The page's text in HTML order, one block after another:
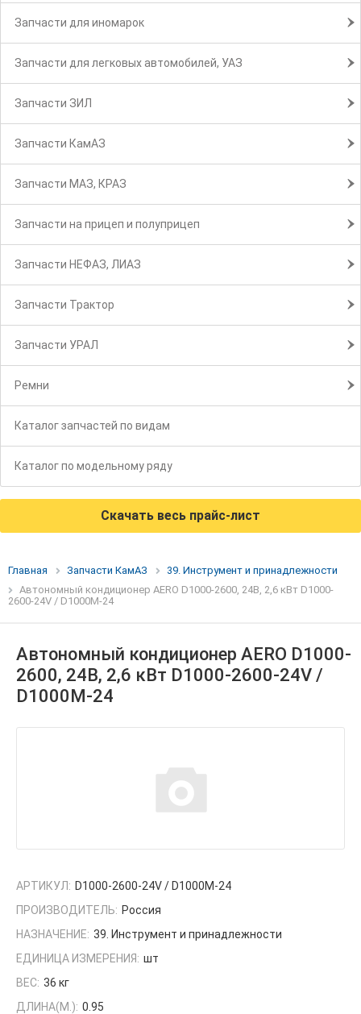
Запчасти для иномарок
Запчасти для легковых автомобилей, УАЗ
Запчасти ЗИЛ
Запчасти КамАЗ
Запчасти МАЗ, КРАЗ
Запчасти на прицеп и полуприцеп
Запчасти НЕФАЗ, ЛИАЗ
Запчасти Трактор
Запчасти УРАЛ
Ремни
Каталог запчастей по видам
Каталог по модельному ряду
Скачать весь прайс-лист
Главная Запчасти КамАЗ
39. Инструмент и принадлежности
Автономный кондиционер АERO D1000-2600, 24В, 2,6 кВт D1000-
2600-24V / D1000M-24
Автономный кондиционер АERO D1000-
2600, 24В, 2,6 кВт D1000-2600-24V /
D1000M-24
АРТИКУЛ: D1000-2600-24V / D1000M-24
ПРОИЗВОДИТЕЛЬ: Россия
НАЗНАЧЕНИЕ: 39. Инструмент и принадлежности
ЕДИНИЦА ИЗМЕРЕНИЯ: шт
ВЕС: 36 кг
ДЛИНА(М.): 0.95